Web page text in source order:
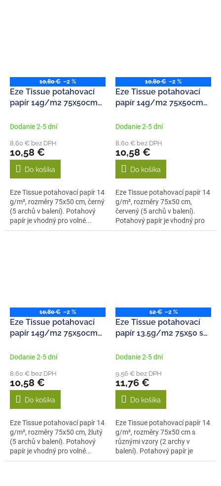
10,80 € –2 %
Eze Tissue potahovací
papír 14g/m2 75x50cm
Dodanie 2-5 dní
8,60 € bez DPH
10,58 €
Do košíka
Eze Tissue potahovací papír 14
g/m², rozměry 75x50 cm, černý
(5 archů v balení). Potahový
papír je vhodný pro volné...
10,80 € –2 %
Eze Tissue potahovací
papír 14g/m2 75x50cm
Dodanie 2-5 dní
8,60 € bez DPH
10,58 €
Do košíka
Eze Tissue potahovací papír 14
g/m², rozměry 75x50 cm,
červený (5 archů v balení).
Potahový papír je vhodný pro
volné...
10,80 € –2 %
Eze Tissue potahovací
papír 14g/m2 75x50cm
Dodanie 2-5 dní
8,60 € bez DPH
10,58 €
Do košíka
Eze Tissue potahovací papír 14
g/m², rozměry 75x50 cm, žlutý
(5 archů v balení). Potahový
papír je vhodný pro volné...
12 € –2 %
Eze Tissue potahovací
papír 13.5g/m2 75x50 se
Dodanie 2-5 dní
9,56 € bez DPH
11,76 €
Do košíka
Eze Tissue potahovací papír 14
g/m², rozměry 75x50 cm s
různými vzory (2 archy v
balení). Potahový papír je
vhodný...